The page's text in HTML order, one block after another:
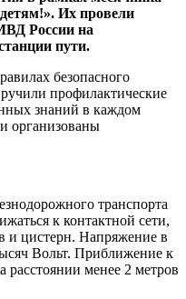
Их провели
России на
пути.
безопасного
профилактические
знаний в каждом
организованы
транспорта
к контактной сети,
и цистерн. Напряжение в
Вольт. Приближение к
расстоянии менее 2 метров